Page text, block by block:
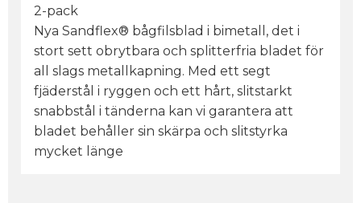
2-pack
Nya Sandflex® bågfilsblad i bimetall, det i
stort sett obrytbara och splitterfria bladet för
all slags metallkapning. Med ett segt
fjäderstål i ryggen och ett hårt, slitstarkt
snabbstål i tänderna kan vi garantera att
bladet behåller sin skärpa och slitstyrka
mycket länge